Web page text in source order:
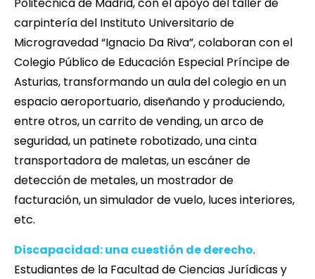
Politécnica de Madrid, con el apoyo del taller de
carpintería del Instituto Universitario de
Microgravedad “Ignacio Da Riva”, colaboran con el
Colegio Público de Educación Especial Príncipe de
Asturias, transformando un aula del colegio en un
espacio aeroportuario, diseñando y produciendo,
entre otros, un carrito de vending, un arco de
seguridad, un patinete robotizado, una cinta
transportadora de maletas, un escáner de
detección de metales, un mostrador de
facturación, un simulador de vuelo, luces interiores,
etc.
Discapacidad: una cuestión de derecho.
Estudiantes de la Facultad de Ciencias Jurídicas y